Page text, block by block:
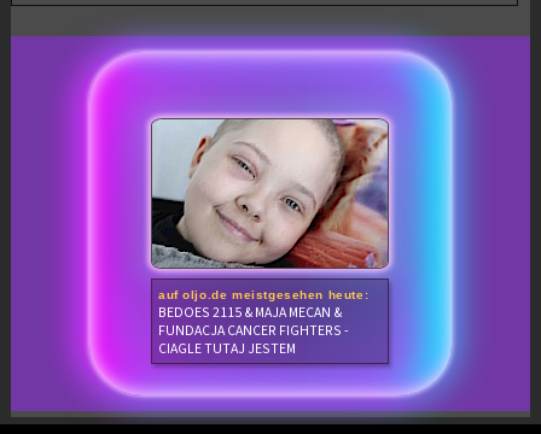
auf oljo.de meistgesehen heute:
BEDOES 2115 & MAJA MECAN &
FUNDACJA CANCER FIGHTERS -
CIAGLE TUTAJ JESTEM